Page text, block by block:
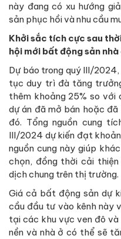
này đang có xu hướng
sản phục hồi và nhu cầu
Khởi sắc tích cực sau
hội mới bất động sản nhà
Dự báo trong quý III/
tục duy trì đà tăng
thêm khoảng 25% so
dự án đã mở bán hoặc
đó. Tổng nguồn cung
III/2024 dự kiến đạt
nguồn cung này giúp
chọn, đồng thời cải
dịch chung trên thị trường.
Giá cả bất động sản dự
cầu đầu tư vào kênh này
tại các khu vực ven đô
nền và nhà ở có thể sẽ